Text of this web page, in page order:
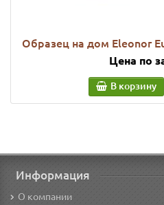
Образец на дом Eleonor
Цена по
В корзину
Информация
О компании